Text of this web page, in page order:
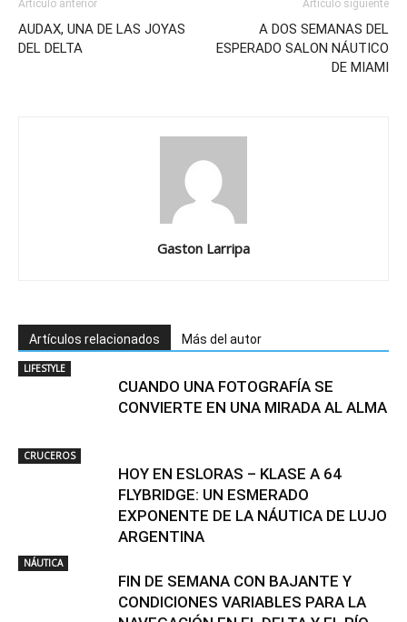
Artículo anterior
AUDAX, UNA DE LAS JOYAS
DEL DELTA
Artículo siguiente
A DOS SEMANAS DEL
ESPERADO SALON NÁUTICO
DE MIAMI
Gaston Larripa
Artículos relacionados Más del autor
LIFESTYLE
CUANDO UNA FOTOGRAFÍA SE
CONVIERTE EN UNA MIRADA AL ALMA
CRUCEROS
HOY EN ESLORAS – KLASE A 64
FLYBRIDGE: UN ESMERADO
EXPONENTE DE LA NÁUTICA DE LUJO
ARGENTINA
NÁUTICA
FIN DE SEMANA CON BAJANTE Y
CONDICIONES VARIABLES PARA LA